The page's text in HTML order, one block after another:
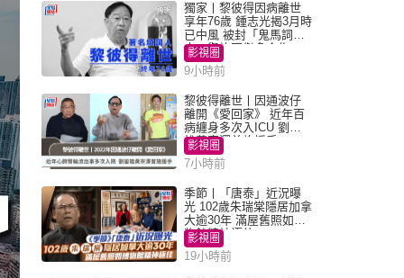
獨家丨黎彼得因病離世
享年76歲 鍾志光揭3月時
已中風 被封「鬼馬詞
人」與許冠傑多合作
影視圈
9小時前
黎彼得離世丨因通波仔
離開《愛回家》 近年百
病纏身多次入ICU 劉鑾
雄黃宗澤曾施援手
影視圈
7小時前
季節丨「唐泰」近況曝
光 102歲朱瑞棠隱居加拿
大逾30年 滿屋舊照如博
物館精神極佳
影視圈
19小時前